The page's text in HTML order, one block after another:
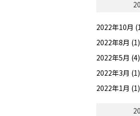
2022年10月
2022年8月 (1)
2022年5月 (4)
2022年3月 (1)
2022年1月 (1)